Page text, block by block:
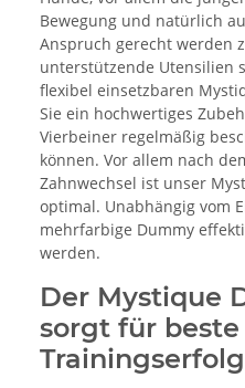
Bewegung und natürlich
Anspruch gerecht werden
unterstützende Utensilien
flexibel einsetzbaren
Sie ein hochwertiges
Vierbeiner regelmäßig
können. Vor allem nach
Zahnwechsel ist unser
optimal. Unabhängig vom
mehrfarbige Dummy
werden.
Der Mystique
sorgt für beste